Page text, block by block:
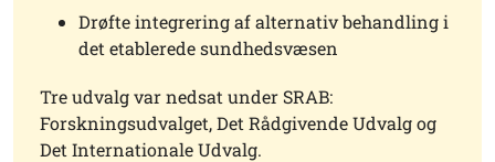
Drøfte integrering af alternativ behandling i
det etablerede sundhedsvæsen
Tre udvalg var nedsat under SRAB:
Forskningsudvalget, Det Rådgivende Udvalg og
Det Internationale Udvalg.